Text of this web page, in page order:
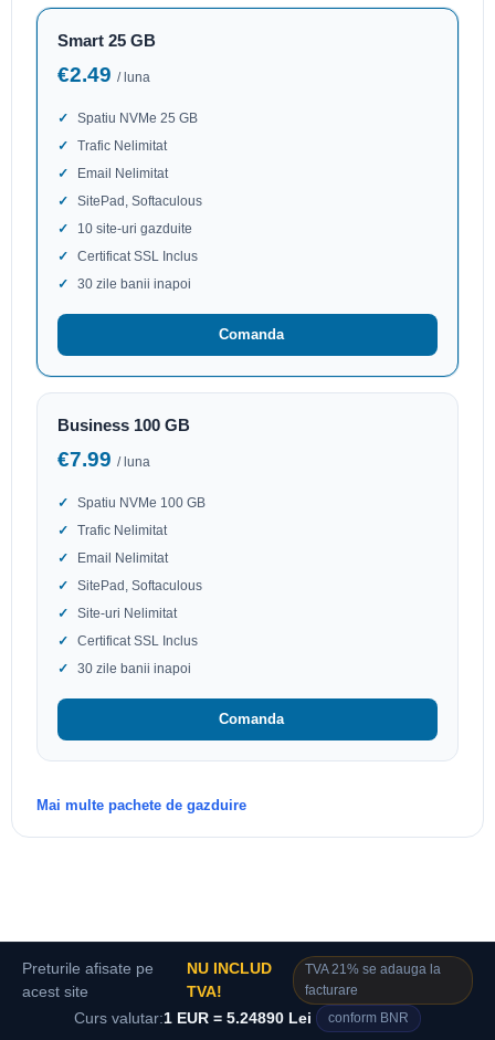
Smart 25 GB
€2.49 / luna
Spatiu NVMe 25 GB
Trafic Nelimitat
Email Nelimitat
SitePad, Softaculous
10 site-uri gazduite
Certificat SSL Inclus
30 zile banii inapoi
Comanda
Business 100 GB
€7.99 / luna
Spatiu NVMe 100 GB
Trafic Nelimitat
Email Nelimitat
SitePad, Softaculous
Site-uri Nelimitat
Certificat SSL Inclus
30 zile banii inapoi
Comanda
Mai multe pachete de gazduire
Preturile afisate pe
acest site
NU INCLUD
TVA!
TVA 21% se adauga la
facturare
Curs valutar:1 EUR = 5.24890 Lei conform BNR